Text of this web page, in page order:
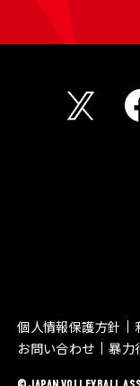
個人情報保護方針
お問い合わせ
暴力